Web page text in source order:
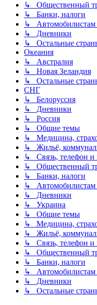
↳ Общественный
↳ Банки, налоги
↳ Автомобилистам
↳ Дневники
↳ Остальные
Океания
↳ Австралия
↳ Новая Зеландия
↳ Остальные
СНГ
↳ Белоруссия
↳ Дневники
↳ Россия
↳ Общие темы
↳ Медицина,
↳ Жильё,
↳ Связь, телефон и
↳ Общественный
↳ Банки, налоги
↳ Автомобилистам
↳ Дневники
↳ Украина
↳ Общие темы
↳ Медицина,
↳ Жильё,
↳ Связь, телефон и
↳ Общественный
↳ Банки, налоги
↳ Автомобилистам
↳ Дневники
↳ Остальные